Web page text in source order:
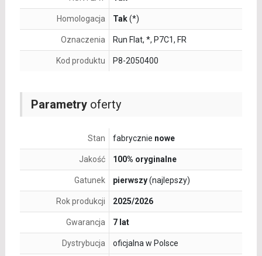
Parametryoferty
Stan fabrycznie nowe
Jakość 100% oryginalne
Gatunek pierwszy(najlepszy)
Rok produkcji 2025/2026
Gwarancja 7 lat
Dystrybucja oficjalna w Polsce
Homologacja Tak(*)
Oznaczenia Run Flat, *, P7C1, FR
Kod produktu P8-2050400